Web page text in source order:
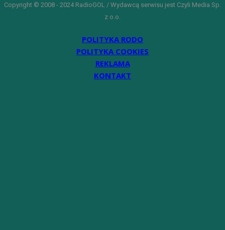
Copyright © 2008 - 2024 RadioGOL / Wydawcą serwisu jest Czyli Media Sp.
z o.o.
POLITYKA RODO
POLITYKA COOKIES
REKLAMA
KONTAKT